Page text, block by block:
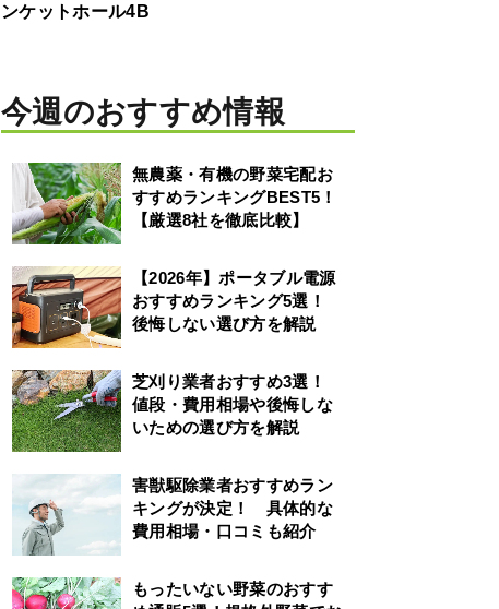
ンケットホール4B
今週のおすすめ情報
無農薬・有機の野菜宅配お
すすめランキングBEST5！
【厳選8社を徹底比較】
【2026年】ポータブル電源
おすすめランキング5選！
後悔しない選び方を解説
芝刈り業者おすすめ3選！
値段・費用相場や後悔しな
いための選び方を解説
害獣駆除業者おすすめラン
キングが決定！ 具体的な
費用相場・口コミも紹介
もったいない野菜のおすす